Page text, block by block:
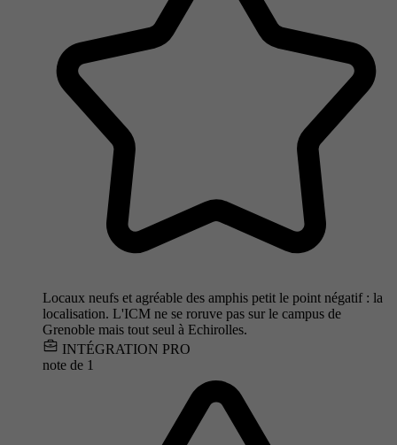
Locaux neufs et agréable des amphis petit le point négatif : la
localisation. L'ICM ne se roruve pas sur le campus de
Grenoble mais tout seul à Echirolles.
INTÉGRATION PRO
note de 1